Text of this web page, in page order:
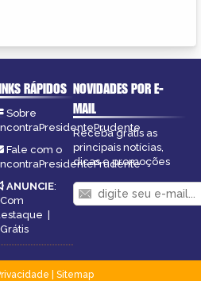
RÁPIDOS
Sobre
Fale com o
ANUNCIE:
Com
|
Grátis
NOVIDADES POR E-
MAIL
Receba grátis as
principais notícias,
dicas e promoções
Sitemap